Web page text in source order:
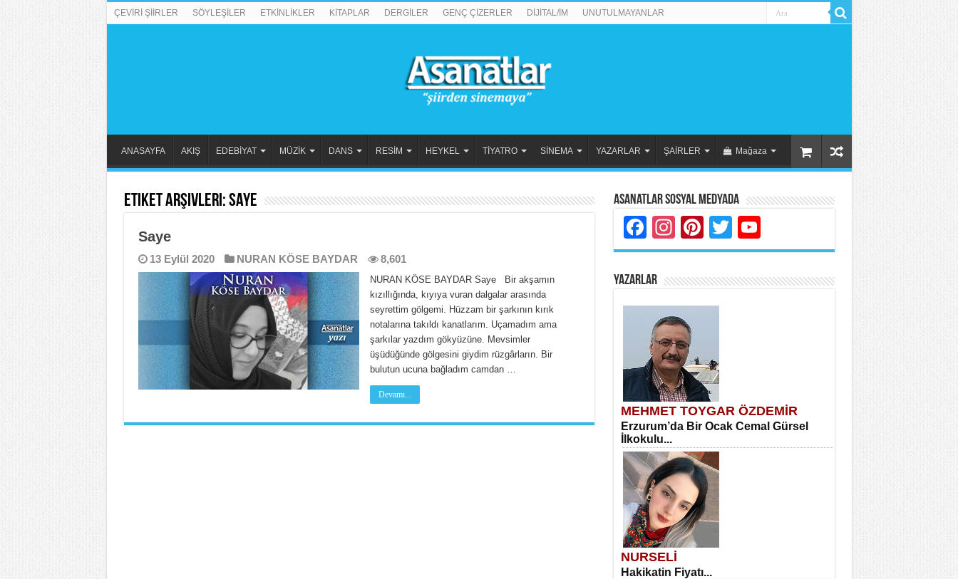
ÇEVİRİ ŞİİRLER SÖYLEŞİLER ETKİNLİKLER KİTAPLAR DERGİLER GENÇ ÇİZERLER DİJİTAL/İM UNUTULMAYANLAR
ANASAYFA AKIŞ EDEBİYAT MÜZİK DANS RESİM HEYKEL TİYATRO SİNEMA YAZARLAR ŞAİRLER Mağaza
Etiket Arşivleri:Saye
Saye
13 Eylül 2020 NURAN KÖSE BAYDAR 8,601
NURAN KÖSE BAYDAR Saye Bir akşamın
kızıllığında, kıyıya vuran dalgalar arasında
seyrettim gölgemi. Hüzzam bir şarkının kırık
notalarına takıldı kanatlarım. Uçamadım ama
şarkılar yazdım gökyüzüne. Mevsimler
üşüdüğünde gölgesini giydim rüzgârların. Bir
bulutun ucuna bağladım camdan …
Devamı...
Asanatlar Sosyal Medyada
Facebook
Instagram
Pinterest
Twitter
YAZARLAR
MEHMET TOYGAR ÖZDEMİR
Erzurum’da Bir Ocak Cemal Gürsel
İlkokulu...
NURSELİ
Hakikatin Fiyatı...